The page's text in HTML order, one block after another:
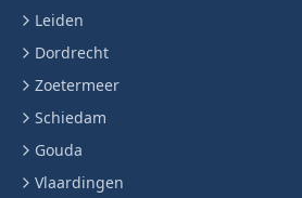
Leiden
Dordrecht
Zoetermeer
Schiedam
Gouda
Vlaardingen